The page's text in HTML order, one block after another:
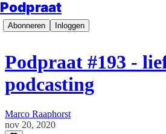
Podpraat
Abonneren Inloggen
Podpraat #193 -
podcasting
Marco Raaphorst
nov 20, 2020